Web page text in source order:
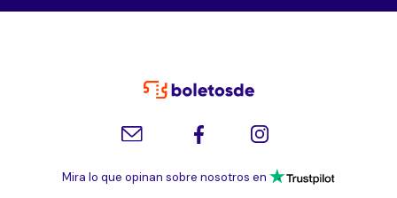
Mira lo que opinan sobre nosotros en